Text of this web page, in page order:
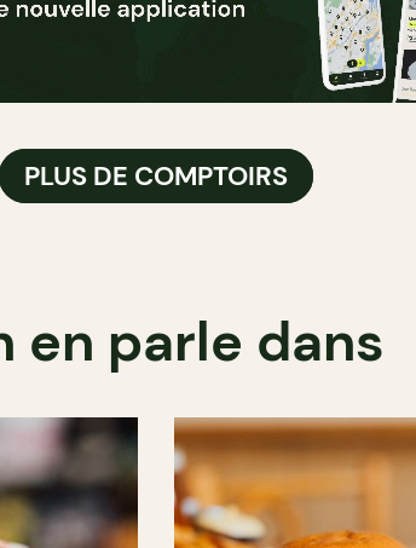
PLUS DE COMPTOIRS
en parle dans